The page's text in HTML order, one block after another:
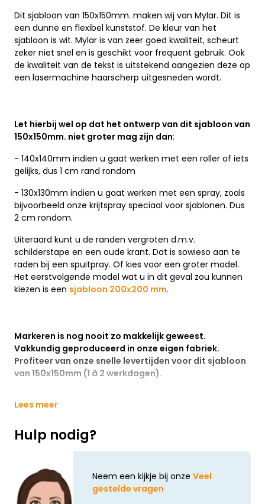
Dit sjabloon van 150x150mm. maken wij van Mylar. Dit is
een dunne en flexibel kunststof. De kleur van het
sjabloon is wit. Mylar is van zeer goed kwaliteit, scheurt
zeker niet snel en is geschikt voor frequent gebruik. Ook
de kwaliteit van de tekst is uitstekend aangezien deze op
een lasermachine haarscherp uitgesneden wordt.
Let hierbij wel op dat het ontwerp van dit sjabloon van
150x150mm. niet groter mag zijn dan:
- 140x140mm indien u gaat werken met een roller of iets
gelijks, dus 1 cm rand rondom
- 130x130mm indien u gaat werken met een spray, zoals
bijvoorbeeld onze krijtspray speciaal voor sjablonen. Dus
2 cm rondom.
Uiteraard kunt u de randen vergroten d.m.v.
schilderstape en een oude krant. Dat is sowieso aan te
raden bij een spuitpray. Of kies voor een groter model.
Het eerstvolgende model wat u in dit geval zou kunnen
kiezen is een sjabloon 200x200 mm.
Markeren is nog nooit zo makkelijk geweest.
Vakkundig geproduceerd in onze eigen fabriek.
Profiteer van onze snelle levertijden voor dit sjabloon
van 150x150mm (1 à 2 werkdagen).
Lees meer
Hulp nodig?
Neem een kijkje bij onze Veel
gestelde vragen